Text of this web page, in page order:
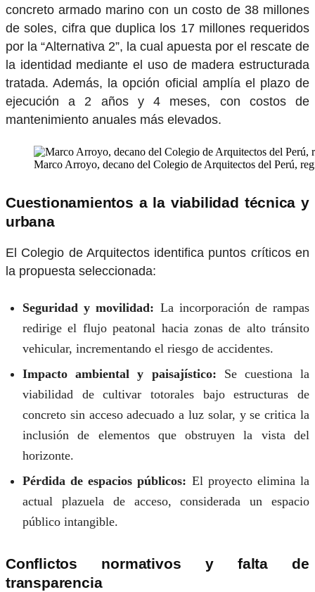
concreto armado marino con un costo de 38 millones
de soles, cifra que duplica los 17 millones requeridos
por la “Alternativa 2”, la cual apuesta por el rescate de
la identidad mediante el uso de madera estructurada
tratada. Además, la opción oficial amplía el plazo de
ejecución a 2 años y 4 meses, con costos de
mantenimiento anuales más elevados.
Marco Arroyo, decano del Colegio de Arquitectos del Perú,
Cuestionamientos a la viabilidad técnica y
urbana
El Colegio de Arquitectos identifica puntos críticos en
la propuesta seleccionada:
Seguridad y movilidad: La incorporación de rampas
redirige el flujo peatonal hacia zonas de alto tránsito
vehicular, incrementando el riesgo de accidentes.
Impacto ambiental y paisajístico: Se cuestiona la
viabilidad de cultivar totorales bajo estructuras de
concreto sin acceso adecuado a luz solar, y se critica la
inclusión de elementos que obstruyen la vista del
horizonte.
Pérdida de espacios públicos: El proyecto elimina la
actual plazuela de acceso, considerada un espacio
público intangible.
Conflictos normativos y falta de
transparencia